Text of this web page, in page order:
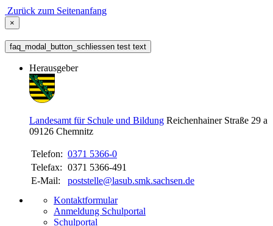
Zurück zum Seitenanfang
×
faq_modal_button_schliessen test text
Herausgeber
Landesamt für Schule und Bildung Reichenhainer Straße 29 a
09126 Chemnitz
Telefon: 0371 5366-0
Telefax: 0371 5366-491
E-Mail:
poststelle@lasub.smk.sachsen.de
Kontaktformular
Anmeldung Schulportal
Schulportal